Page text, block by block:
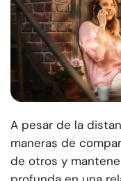
A pesar de la
maneras de
de otros y